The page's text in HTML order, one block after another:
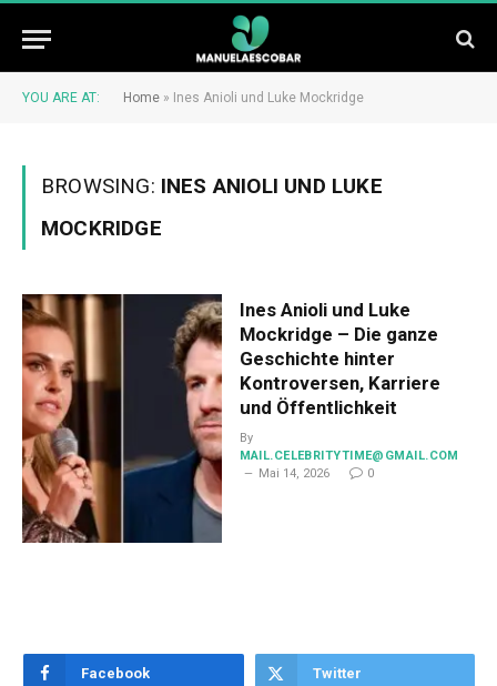
YOU ARE AT: Home » Ines Anioli und Luke Mockridge
BROWSING: INES ANIOLI UND LUKE
MOCKRIDGE
Ines Anioli und Luke
Mockridge – Die ganze
Geschichte hinter
Kontroversen, Karriere
und Öffentlichkeit
By
MAIL.CELEBRITYTIME@GMAIL.COM
Mai 14, 2026
0
Facebook Twitter